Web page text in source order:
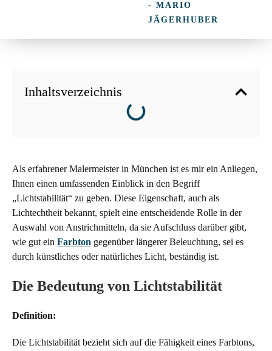
- MARIO
JÄGERHUBER
Inhaltsverzeichnis
Als erfahrener Malermeister in München ist es mir ein Anliegen,
Ihnen einen umfassenden Einblick in den Begriff
„Lichtstabilität“ zu geben. Diese Eigenschaft, auch als
Lichtechtheit bekannt, spielt eine entscheidende Rolle in der
Auswahl von Anstrichmitteln, da sie Aufschluss darüber gibt,
wie gut ein Farbton gegenüber längerer Beleuchtung, sei es
durch künstliches oder natürliches Licht, beständig ist.
Die Bedeutung von Lichtstabilität
Definition:
Die Lichtstabilität bezieht sich auf die Fähigkeit eines Farbtons,